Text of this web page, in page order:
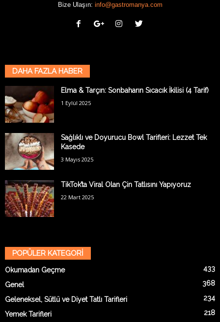
Bize Ulaşın: info@gastromanya.com
DAHA FAZLA HABER
Elma & Tarçın: Sonbaharın Sıcacık İkilisi (4 Tarif)
1 Eylül 2025
Sağlıklı ve Doyurucu Bowl Tarifleri: Lezzet Tek
Kasede
3 Mayıs 2025
TikTok’ta Viral Olan Çin Tatlısını Yapıyoruz
22 Mart 2025
POPÜLER KATEGORİ
Okumadan Geçme 433
Genel 368
Geleneksel, Sütlü ve Diyet Tatlı Tarifleri 234
Yemek Tarifleri 218